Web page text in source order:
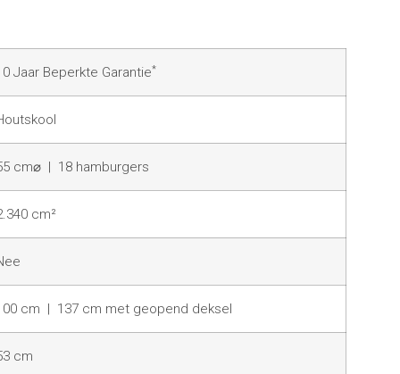
Jaar Beperkte Garantie*
cm⌀ | 18 hamburgers
cm²
cm | 137 cm met geopend deksel
cm